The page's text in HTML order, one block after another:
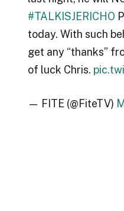
#TALKISJERICHO
today. With such
get any “thanks”
of luck Chris.
— FITE (@FiteTV)